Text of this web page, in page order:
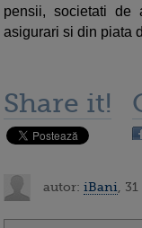
pensii, societati de
asigurari si din piata
Share it!
autor: iBani ,